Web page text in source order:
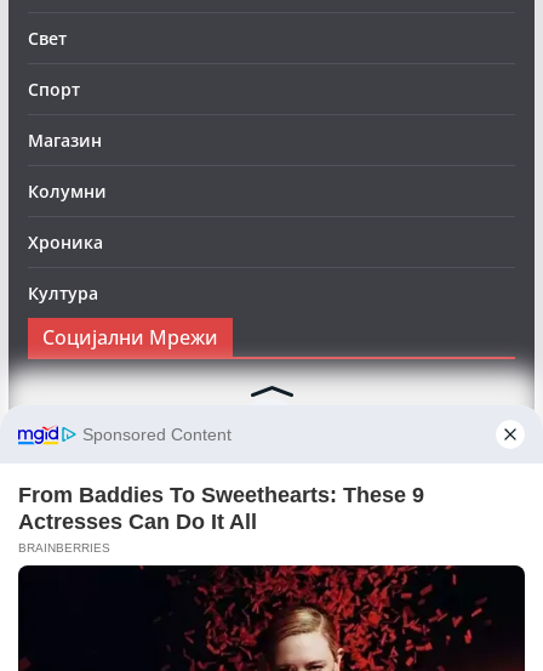
Свет
Спорт
Магазин
Колумни
Хроника
Култура
Социјални Мрежи
Следете нè на Фејсбук за да сте во тек со најновите